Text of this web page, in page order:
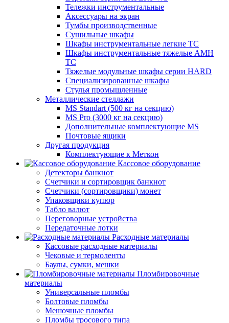
Тележки инструментальные
Аксессуары на экран
Тумбы производственные
Cушильные шкафы
Шкафы инструментальные легкие ТС
Шкафы инструментальные тяжелые AMH
TC
Тяжелые модульные шкафы серии HARD
Cпециализированные шкафы
Стулья промышленные
Металлические стеллажи
MS Standart (500 кг на секцию)
MS Pro (3000 кг на секцию)
Дополнительные комплектующие MS
Почтовые ящики
Другая продукция
Комплектующие к Меткон
Кассовое оборудование
Детекторы банкнот
Счетчики и сортировщик банкнот
Счетчики (сортировщики) монет
Упаковщики купюр
Табло валют
Переговорные устройства
Передаточные лотки
Расходные материалы
Кассовые расходные материалы
Чековые и термоленты
Баулы, сумки, мешки
Пломбировочные
материалы
Универсальные пломбы
Болтовые пломбы
Мешочные пломбы
Пломбы тросового типа